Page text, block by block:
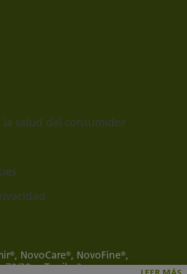
salud del consumidor
®, NovoCare®, NovoFine®,
70/30, y Tresiba®son marcas